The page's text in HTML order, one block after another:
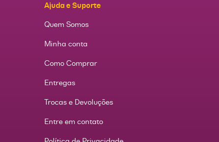
Ajuda e Suporte
Quem Somos
Minha conta
Como Comprar
Entregas
Trocas e Devoluções
Entre em contato